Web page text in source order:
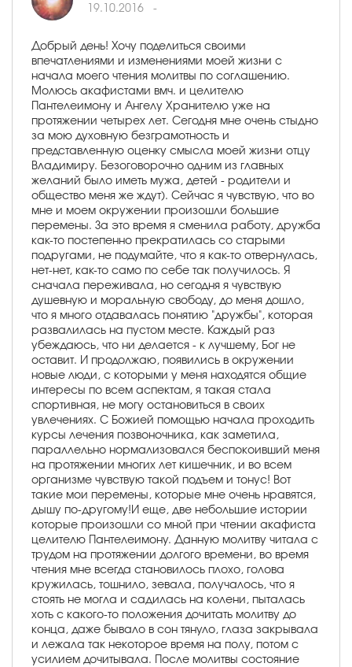
19.10.2016 -
Добрый день! Хочу поделиться своими
впечатлениями и изменениями моей жизни с
начала моего чтения молитвы по соглашению.
Молюсь акафистами вмч. и целителю
Пантелеимону и Ангелу Хранителю уже на
протяжении четырех лет. Сегодня мне очень стыдно
за мою духовную безграмотность и
представленную оценку смысла моей жизни отцу
Владимиру. Безоговорочно одним из главных
желаний было иметь мужа, детей - родители и
общество меня же ждут). Сейчас я чувствую, что во
мне и моем окружении произошли большие
перемены. За это время я сменила работу, дружба
как-то постепенно прекратилась со старыми
подругами, не подумайте, что я как-то отвернулась,
нет-нет, как-то само по себе так получилось. Я
сначала переживала, но сегодня я чувствую
душевную и моральную свободу, до меня дошло,
что я много отдавалась понятию "дружбы", которая
развалилась на пустом месте. Каждый раз
убеждаюсь, что ни делается - к лучшему, Бог не
оставит. И продолжаю, появились в окружении
новые люди, с которыми у меня находятся общие
интересы по всем аспектам, я такая стала
спортивная, не могу остановиться в своих
увлечениях. С Божией помощью начала проходить
курсы лечения позвоночника, как заметила,
параллельно нормализовался беспокоивший меня
на протяжении многих лет кишечник, и во всем
организме чувствую такой подъем и тонус! Вот
такие мои перемены, которые мне очень нравятся,
дышу по-другому!И еще, две небольшие истории
которые произошли со мной при чтении акафиста
целителю Пантелеимону. Данную молитву читала с
трудом на протяжении долгого времени, во время
чтения мне всегда становилось плохо, голова
кружилась, тошнило, зевала, получалось, что я
стоять не могла и садилась на колени, пыталась
хоть с какого-то положения дочитать молитву до
конца, даже бывало в сон тянуло, глаза закрывала
и лежала так некоторое время на полу, потом с
усилием дочитывала. После молитвы состояние